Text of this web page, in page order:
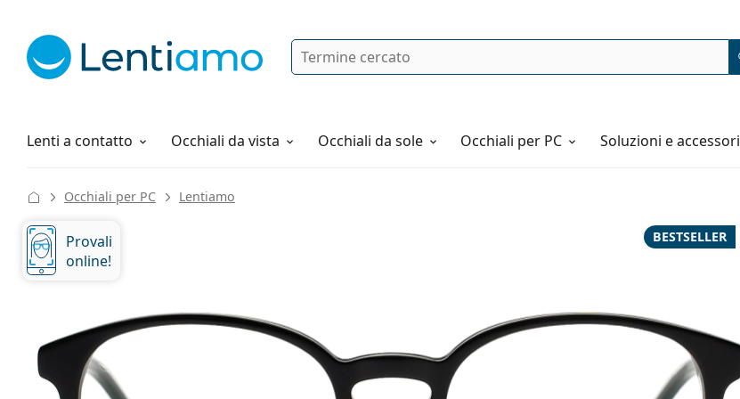
Ricerca
Lenti a contatto
Soluzioni Occhiali da vista Occhiali da sole Occhiali per PC Soluzioni e accessori
Tutto sugli acquisti
Occhiali per PC Lentiamo
BESTSELLER
Provali
online!